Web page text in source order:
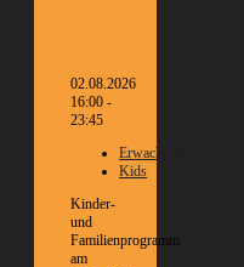
02.08.2026
16:00 -
23:45
Erwachsene
Kids
Kinder-
und
Familienprogramm
am